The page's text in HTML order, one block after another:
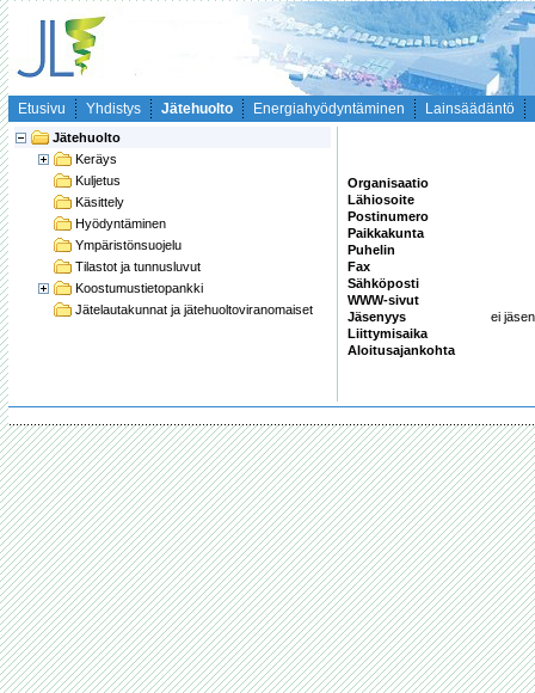
Etusivu Yhdistys Jätehuolto Energiahyödyntäminen Lainsäädäntö
Jätehuolto
Keräys
Kuljetus
Käsittely
Hyödyntäminen
Ympäristönsuojelu
Tilastot ja tunnusluvut
Koostumustietopankki
Jätelautakunnat ja jätehuoltoviranomaiset
Organisaatio
Lähiosoite
Postinumero
Paikkakunta
Puhelin
Fax
Sähköposti
WWW-sivut
Jäsenyys
ei jäsen
Liittymisaika
Aloitusajankohta